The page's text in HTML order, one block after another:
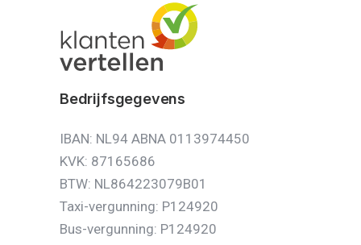
Bedrijfsgegevens
IBAN: NL94 ABNA 0113974450
KVK: 87165686
BTW: NL864223079B01
Taxi-vergunning: P124920
Bus-vergunning: P124920